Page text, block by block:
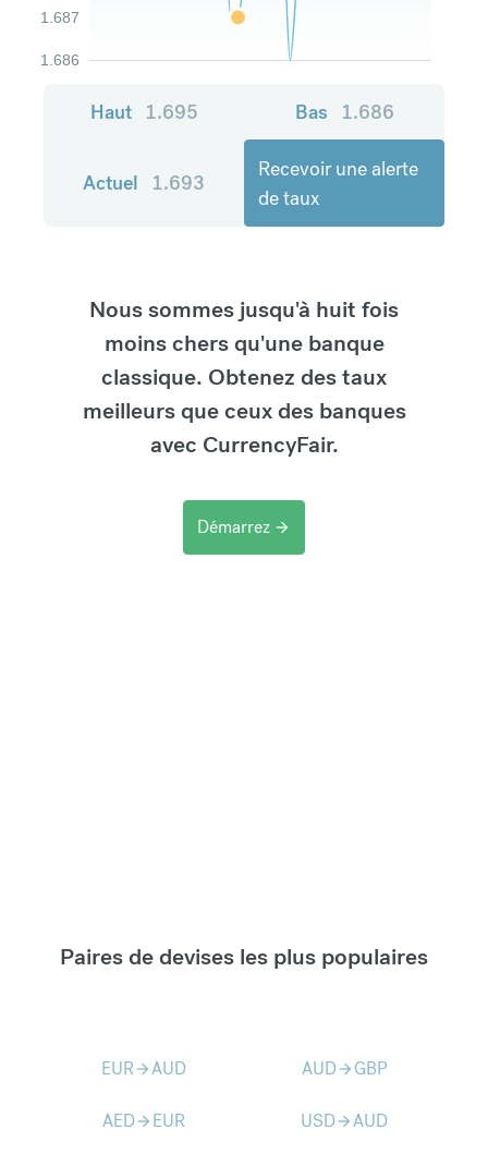
1.686
1.687
Haut 1.695 Bas 1.686
Actuel 1.693
Recevoir une alerte
de taux
Nous sommes jusqu'à huit fois
moins chers qu'une banque
classique. Obtenez des taux
meilleurs que ceux des banques
avec CurrencyFair.
Démarrez arrow_forward
Paires de devises les plus populaires
EURarrow_forwardAUD AUDarrow_forward GBP
AEDarrow_forward EUR USDarrow_forwardAUD